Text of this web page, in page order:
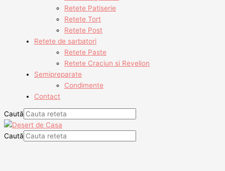
Retete Patiserie
Retete Tort
Retete Post
Retete de sarbatori
Retete Paste
Retete Craciun si Revelion
Semipreparate
Condimente
Contact
Caută
Caută